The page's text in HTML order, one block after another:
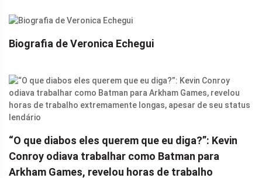
Biografia de Veronica Echegui
“O que diabos eles querem que eu diga?”: Kevin
Conroy odiava trabalhar como Batman para
Arkham Games, revelou horas de trabalho